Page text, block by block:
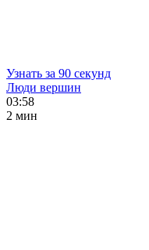
Узнать за 90 секунд
Люди вершин
03:58
2 мин